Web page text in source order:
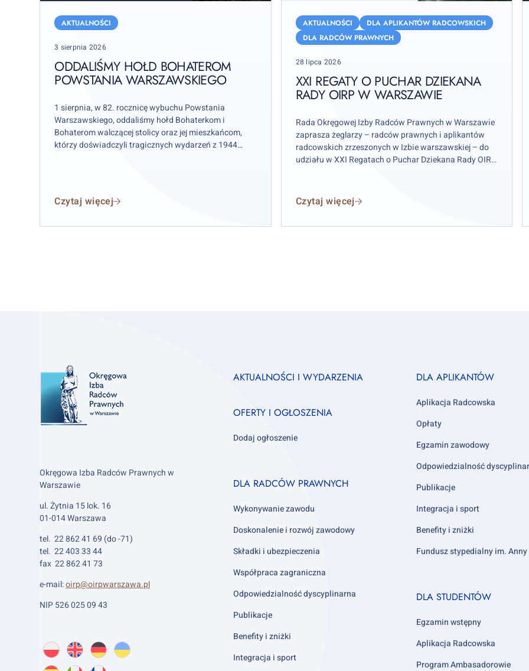
hołd
Powstania
Warszawskiego
AKTUALNOŚCI
Posted
3 sierpnia 2026
ODDALIŚMY HOŁD BOHATEROM
POWSTANIA WARSZAWSKIEGO
1 sierpnia, w 82. rocznicę wybuchu Powstania
Warszawskiego, oddaliśmy hołd Bohaterkom i
Bohaterom walczącej stolicy oraz jej mieszkańcom,
którzy doświadczyli tragicznych wydarzeń z 1944
Czytaj więcej
Regaty
Dziekana
Rady
OIRP
Warszawie
AKTUALNOŚCI
DLA APLIKANTÓW RADCOWSKICH
DLA RADCÓW PRAWNYCH
Posted
28 lipca 2026
XXI REGATY O PUCHAR DZIEKANA
RADY OIRP W WARSZAWIE
Rada Okręgowej Izby Radców Prawnych w Warszawie
zaprasza żeglarzy – radców prawnych i aplikantów
radcowskich zrzeszonych w Izbie warszawskiej – do
udziału w XXI Regatach o Puchar Dziekana Rady OIRP
wydarzenie rozpocznie się już w piątek 11 września.
Czytaj więcej
Okręgowa Izba Radców Prawnych w
Warszawie
ul. Żytnia 15 lok. 16
01-014 Warszawa
tel. 22 862 41 69 (do -71)
tel. 22 403 33 44
fax 22 862 41 73
e-mail:oirp@oirpwarszawa.pl
NIP 526 025 09 43
Wybierz
język:
PL
O
EN
AboutDE
AboutUK
About
Footer
AKTUALNOŚCI I WYDARZENIA
OFERTY I OGŁOSZENIA
Dodaj ogłoszenie
Footer
2
DLA RADCÓW PRAWNYCH
Wykonywanie zawodu
Doskonalenie i rozwój zawodowy
Składki i ubezpieczenia
Współpraca zagraniczna
Odpowiedzialność dyscyplinarna
Publikacje
Benefity i zniżki
Integracja i sport
Footer
3
DLA APLIKANTÓW
Aplikacja Radcowska
Opłaty
Egzamin zawodowy
Odpowiedzialność
Publikacje
Integracja i sport
Benefity i zniżki
Fundusz stypedialny im.
Footer
4
DLA STUDENTÓW
Egzamin wstępny
Aplikacja Radcowska
Program Ambasadorowie